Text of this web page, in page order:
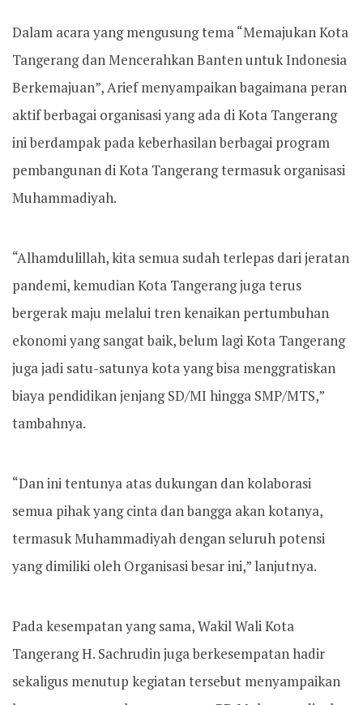
Dalam acara yang mengusung tema “Memajukan Kota
Tangerang dan Mencerahkan Banten untuk Indonesia
Berkemajuan”, Arief menyampaikan bagaimana peran
aktif berbagai organisasi yang ada di Kota Tangerang
ini berdampak pada keberhasilan berbagai program
pembangunan di Kota Tangerang termasuk organisasi
Muhammadiyah.
“Alhamdulillah, kita semua sudah terlepas dari jeratan
pandemi, kemudian Kota Tangerang juga terus
bergerak maju melalui tren kenaikan pertumbuhan
ekonomi yang sangat baik, belum lagi Kota Tangerang
juga jadi satu-satunya kota yang bisa menggratiskan
biaya pendidikan jenjang SD/MI hingga SMP/MTS,”
tambahnya.
“Dan ini tentunya atas dukungan dan kolaborasi
semua pihak yang cinta dan bangga akan kotanya,
termasuk Muhammadiyah dengan seluruh potensi
yang dimiliki oleh Organisasi besar ini,” lanjutnya.
Pada kesempatan yang sama, Wakil Wali Kota
Tangerang H. Sachrudin juga berkesempatan hadir
sekaligus menutup kegiatan tersebut menyampaikan